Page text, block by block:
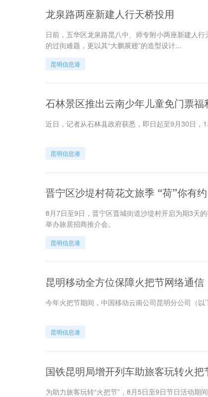
龙泉路两座新建人行天桥投用
日前，五华区龙泉路昆八中、师专附小两座新建人
的过街难题，更以其“大鹏展翅”的造型设计...
昆明信息港
石林景区推出云南少年儿童免门票福
近日，记者从石林县政府获悉，即日起至9月30日，
昆明信息港
晋宁区沙堤村荷花文旅季 “荷”你有约
8月7日至9日，晋宁区晋城街道沙堤村开启为期3天
举办旅居招商推介会。
昆明信息港
昆明移动全方位保障火把节网络通信
今年火把节期间，中国移动云南公司昆明分公司（以
昆明信息港
国铁昆明局增开列车助旅客玩转火把
为助力旅客玩转“火把节”，8月5日至9日节日活动